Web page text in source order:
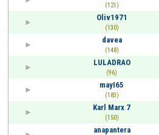
(121)
Oliv1971
(130)
davea
(148)
LULADRAO
(96)
mayI65
(183)
Karl Marx 7
(150)
anapantera